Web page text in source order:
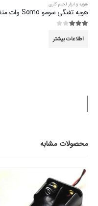
هویه و ابزار لحیم کاری
هویه تفنگی سومو Somo وات متغیر
اطلاعات بیشتر
محصولات مشابه